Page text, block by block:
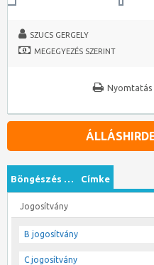
SZUCS GERGELY
MEGEGYEZÉS SZERINT
Nyomtatás
Böngészés … Címke
Jogosítvány
B jogosítvány
C jogosítvány